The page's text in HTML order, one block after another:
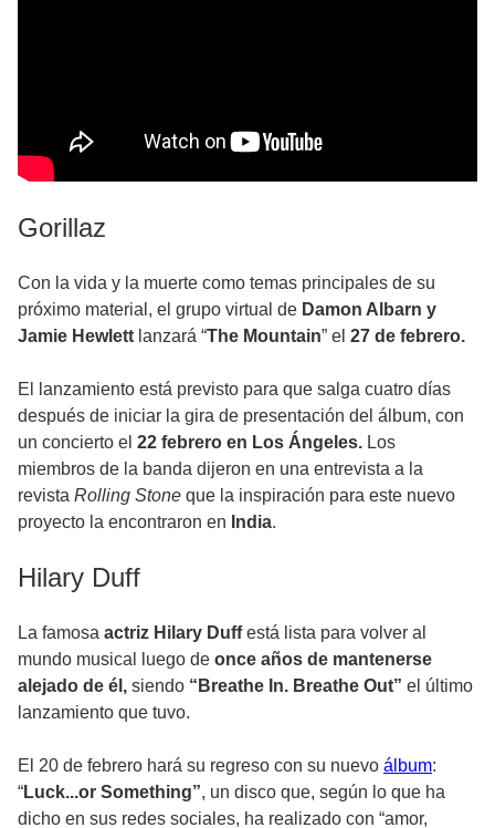
Gorillaz
Con la vida y la muerte como temas principales de su
próximo material, el grupo virtual de Damon Albarn y
Jamie Hewlett lanzará “The Mountain” el 27 de febrero.
El lanzamiento está previsto para que salga cuatro días
después de iniciar la gira de presentación del álbum, con
un concierto el 22 febrero en Los Ángeles. Los
miembros de la banda dijeron en una entrevista a la
revista Rolling Stone que la inspiración para este nuevo
proyecto la encontraron en India.
Hilary Duff
La famosa actriz Hilary Duffestá lista para volver al
mundo musical luego de once años de mantenerse
alejado de él, siendo “Breathe In. Breathe Out” el último
lanzamiento que tuvo.
El 20 de febrero hará su regreso con su nuevo álbum:
“Luck...or Something”, un disco que, según lo que ha
dicho en sus redes sociales, ha realizado con “amor,